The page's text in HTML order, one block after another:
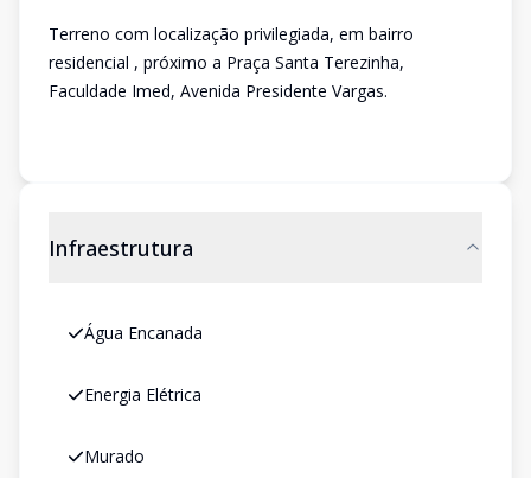
Terreno com localização privilegiada, em bairro
residencial , próximo a Praça Santa Terezinha,
Faculdade Imed, Avenida Presidente Vargas.
Infraestrutura
Água Encanada
Energia Elétrica
Murado